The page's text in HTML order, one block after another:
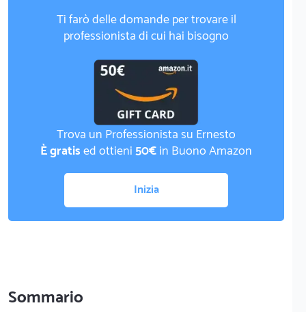
Ti farò delle domande per trovare il
professionista di cui hai bisogno
Trova un Professionista su Ernesto
È gratised ottieni50€in Buono Amazon
Inizia
Sommario